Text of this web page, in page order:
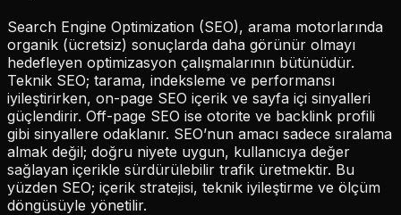
Search Engine Optimization (SEO), arama motorlarında
organik (ücretsiz) sonuçlarda daha görünür olmayı
hedefleyen optimizasyon çalışmalarının bütünüdür.
Teknik SEO; tarama, indeksleme ve performansı
iyileştirirken, on-page SEO içerik ve sayfa içi sinyalleri
güçlendirir. Off-page SEO ise otorite ve backlink profili
gibi sinyallere odaklanır. SEO’nun amacı sadece sıralama
almak değil; doğru niyete uygun, kullanıcıya değer
sağlayan içerikle sürdürülebilir trafik üretmektir. Bu
yüzden SEO; içerik stratejisi, teknik iyileştirme ve ölçüm
döngüsüyle yönetilir.